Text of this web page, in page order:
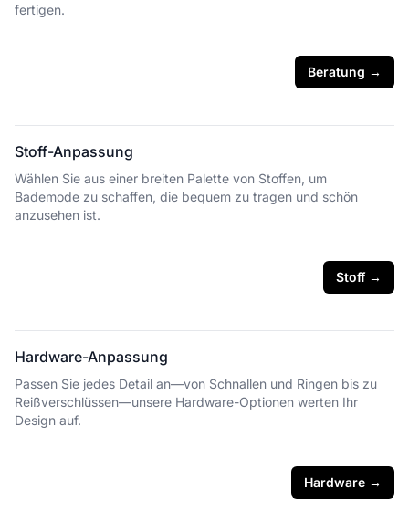
fertigen.
Beratung →
Stoff-Anpassung
Wählen Sie aus einer breiten Palette von Stoffen, um
Bademode zu schaffen, die bequem zu tragen und schön
anzusehen ist.
Stoff →
Hardware-Anpassung
Passen Sie jedes Detail an—von Schnallen und Ringen bis zu
Reißverschlüssen—unsere Hardware-Optionen werten Ihr
Design auf.
Hardware →